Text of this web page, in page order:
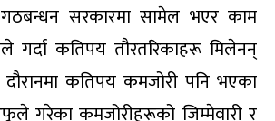
सरकारमा सामेल भएर काम
गर्दा कतिपय तौरतरिकाहरू मिलेनन्
कतिपय कमजोरी पनि भएका
गरेका कमजोरीहरूको जिम्मेवारी र